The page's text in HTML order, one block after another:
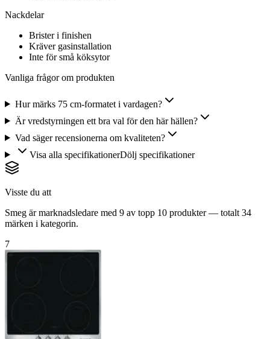
Nackdelar
Brister i finishen
Kräver gasinstallation
Inte för små köksytor
Vanliga frågor om produkten
Hur märks 75 cm-formatet i vardagen?
Är vredstyrningen ett bra val för den här hällen?
Vad säger recensionerna om kvaliteten?
Visa alla specifikationerDölj specifikationer
Visste du att
Smeg är marknadsledare med 9 av topp 10 produkter — totalt 34
märken i kategorin.
7